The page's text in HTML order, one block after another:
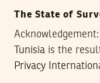
The State of
Acknowledgement:
Tunisia is the
Privacy